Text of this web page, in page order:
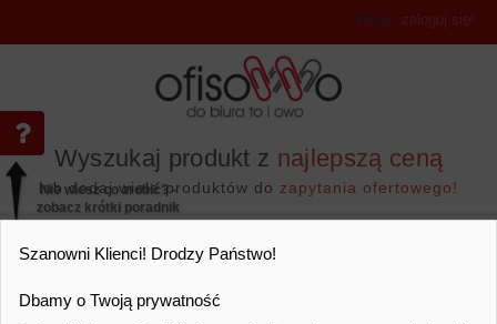
Wyszukaj produkt z najlepszą ceną
lub dodaj wiele produktów do zapytania ofertowego!
Witaj ,
Nie wiesz co zrobić? -
zobacz krótki poradnik
Szanowni Klienci! Drodzy Państwo!
Dbamy o Twoją prywatność